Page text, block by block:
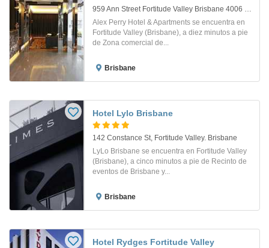
959 Ann Street Fortitude Valley Brisbane 4006 Queensland Australia . Brisbane
Alex Perry Hotel & Apartments se encuentra en
Fortitude Valley (Brisbane), a diez minutos a pie
de Zona comercial de...
Brisbane
Hotel Lylo Brisbane
142 Constance St, Fortitude Valley. Brisbane
LyLo Brisbane se encuentra en Fortitude Valley
(Brisbane), a cinco minutos a pie de Recinto de
eventos de Brisbane y...
Brisbane
Hotel Rydges Fortitude Valley